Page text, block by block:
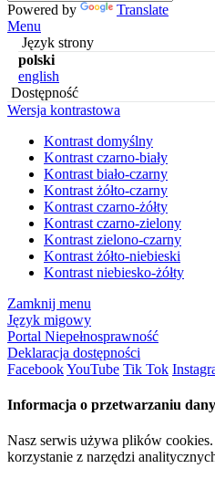
Powered by
Translate
Menu
Język strony
polski
english
Dostępność
Wersja kontrastowa
Kontrast domyślny
Kontrast czarno-biały
Kontrast biało-czarny
Kontrast żółto-czarny
Kontrast czarno-żółty
Kontrast czarno-zielony
Kontrast zielono-czarny
Kontrast żółto-niebieski
Kontrast niebiesko-żółty
Zamknij menu
Język migowy
Portal Niepełnosprawność
Deklaracja dostępności
FacebookYouTube Tik Tok
Informacja o przetwarzaniu
Nasz serwis używa plików
korzystanie z narzędzi